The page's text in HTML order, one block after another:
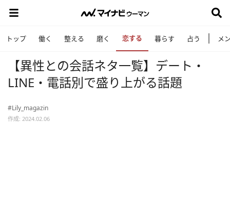
トップ 働く 整える 磨く 恋する 暮らす 占う メ
【異性との会話ネタ一覧】デート・
LINE・電話別で盛り上がる話題
#Lily_magazin
作成: 2024.02.06